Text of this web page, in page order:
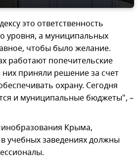
это ответственность
уровня, а муниципальных
чтобы было желание.
работают попечительские
приняли решение за счет
охрану. Сегодня
и муниципальные бюджеты", –
Крыма,
учебных заведениях должны